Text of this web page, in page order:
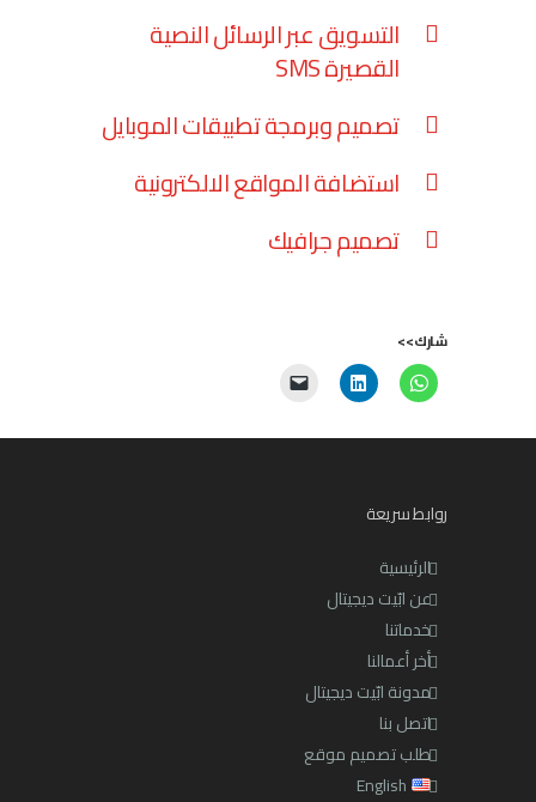
التسويق عبر الرسائل النصية
القصيرة SMS
تصميم وبرمجة تطبيقات الموبايل
استضافة المواقع الالكترونية
تصميم جرافيك
شارك>>
روابط سريعة
الرئيسية
عن ابّيت ديجيتال
خدماتنا
أخر أعمالنا
مدونة ابّيت ديجيتال
اتصل بنا
طلب تصميم موقع
English